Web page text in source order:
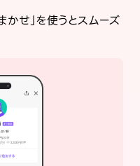
かせ」を使うとスムーズ